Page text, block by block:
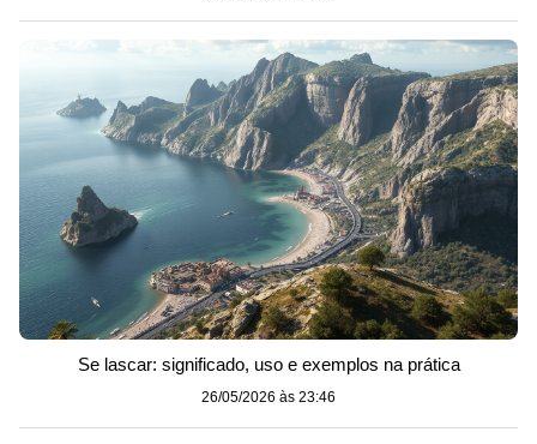
Se lascar: significado, uso e exemplos na prática
26/05/2026 às 23:46